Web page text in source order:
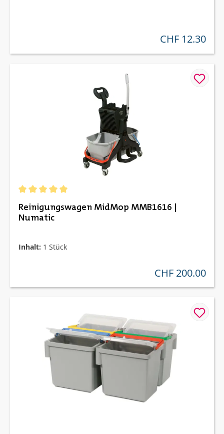
regulärer preis:
CHF 12.30
Reinigungswagen MidMop MMB1616 |
Numatic
Inhalt: 1 Stück
regulärer preis:
CHF 200.00